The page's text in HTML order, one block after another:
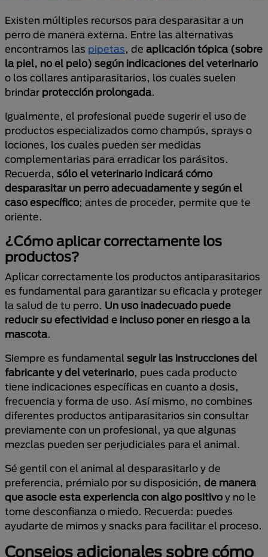
Existen múltiples recursos para desparasitar a un
perro de manera externa. Entre las alternativas
encontramos las pipetas, de aplicación tópica (sobre
la piel, no el pelo) según indicaciones del veterinario
o los collares antiparasitarios, los cuales suelen
brindar protección prolongada.
Igualmente, el profesional puede sugerir el uso de
productos especializados como champús, sprays o
lociones, los cuales pueden ser medidas
complementarias para erradicar los parásitos.
Recuerda, sólo el veterinario indicará cómo
desparasitar un perro adecuadamente y según el
caso específico; antes de proceder, permite que te
oriente.
¿Cómo aplicar correctamente los
productos?
Aplicar correctamente los productos antiparasitarios
es fundamental para garantizar su eficacia y proteger
la salud de tu perro. Un uso inadecuado puede
reducir su efectividad e incluso poner en riesgo a la
mascota.
Siempre es fundamental seguir las instrucciones del
fabricante y del veterinario, pues cada producto
tiene indicaciones específicas en cuanto a dosis,
frecuencia y forma de uso. Así mismo, no combines
diferentes productos antiparasitarios sin consultar
previamente con un profesional, ya que algunas
mezclas pueden ser perjudiciales para el animal.
Sé gentil con el animal al desparasitarlo y de
preferencia, prémialo por su disposición, de manera
que asocie esta experiencia con algo positivo y no le
tome desconfianza o miedo. Recuerda: puedes
ayudarte de mimos y snacks para facilitar el proceso.
Consejos adicionales sobre cómo